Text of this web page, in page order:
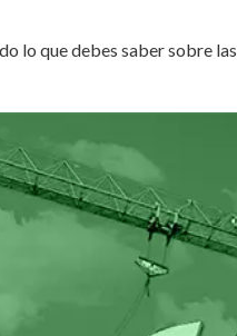
lo que debes saber sobre las